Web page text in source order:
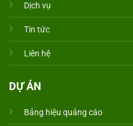
Dịch vụ
Tin tức
Liên hệ
DỰ ÁN
Bảng hiệu quảng cáo